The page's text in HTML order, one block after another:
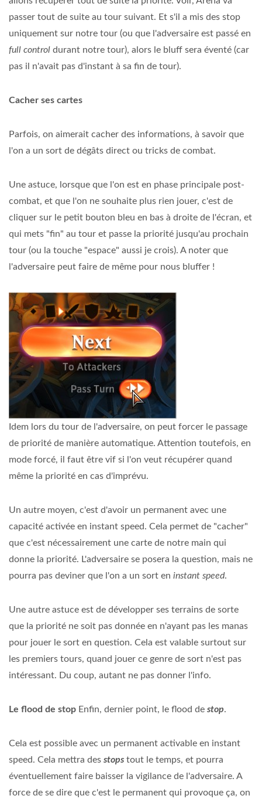
passer tout de suite au tour suivant. Et s'il a mis des stop
uniquement sur notre tour (ou que l'adversaire est passé en
full control durant notre tour), alors le bluff sera éventé (car
pas il n'avait pas d'instant à sa fin de tour).
Cacher ses cartes
Parfois, on aimerait cacher des informations, à savoir que
l'on a un sort de dégâts direct ou tricks de combat.
Une astuce, lorsque que l'on est en phase principale post-
combat, et que l'on ne souhaite plus rien jouer, c'est de
cliquer sur le petit bouton bleu en bas à droite de l'écran, et
qui mets "fin" au tour et passe la priorité jusqu'au prochain
tour (ou la touche "espace" aussi je crois). A noter que
l'adversaire peut faire de même pour nous bluffer !
Idem lors du tour de l'adversaire, on peut forcer le passage
de priorité de manière automatique. Attention toutefois, en
mode forcé, il faut être vif si l'on veut récupérer quand
même la priorité en cas d'imprévu.
Un autre moyen, c'est d'avoir un permanent avec une
capacité activée en instant speed. Cela permet de "cacher"
que c'est nécessairement une carte de notre main qui
donne la priorité. L'adversaire se posera la question, mais ne
pourra pas deviner que l'on a un sort en instant speed.
Une autre astuce est de développer ses terrains de sorte
que la priorité ne soit pas donnée en n'ayant pas les manas
pour jouer le sort en question. Cela est valable surtout sur
les premiers tours, quand jouer ce genre de sort n'est pas
intéressant. Du coup, autant ne pas donner l'info.
Le flood de stop Enfin, dernier point, le flood de stop.
Cela est possible avec un permanent activable en instant
speed. Cela mettra des stops tout le temps, et pourra
éventuellement faire baisser la vigilance de l'adversaire. A
force de se dire que c'est le permanent qui provoque ça, on